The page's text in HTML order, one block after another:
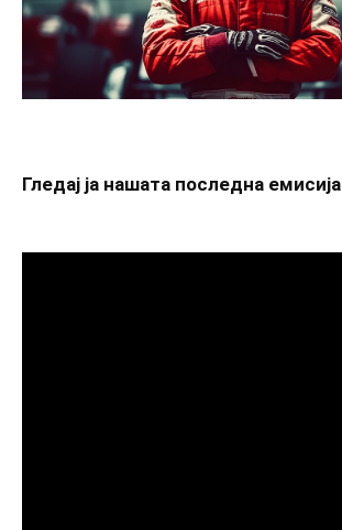
Гледај ја нашата последна емисија